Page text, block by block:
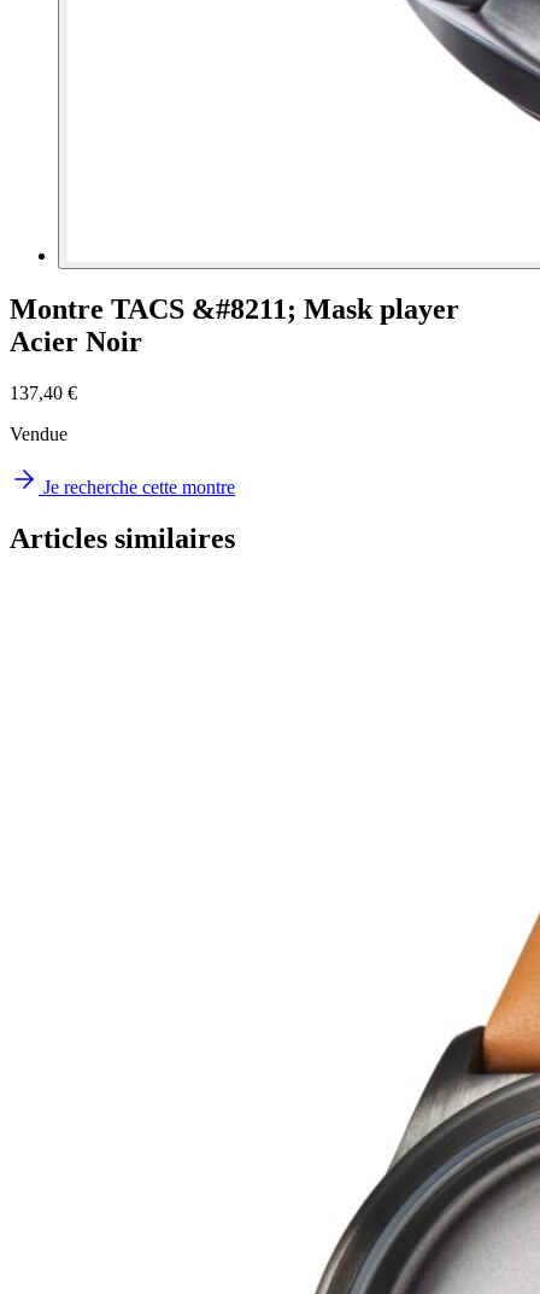
Montre TACS &#8211; Mask player
Acier Noir
137,40 €
Vendue
Je recherche cette montre
Articles similaires